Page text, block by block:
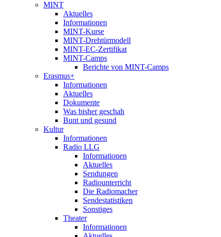
MINT
Aktuelles
Informationen
MINT-Kurse
MINT-Drehtürmodell
MINT-EC-Zertifikat
MINT-Camps
Berichte von MINT-Camps
Erasmus+
Informationen
Aktuelles
Dokumente
Was bisher geschah
Bunt und gesund
Kultur
Informationen
Radio LLG
Informationen
Aktuelles
Sendungen
Radiounterricht
Die Radiomacher
Sendestatistiken
Sonstiges
Theater
Informationen